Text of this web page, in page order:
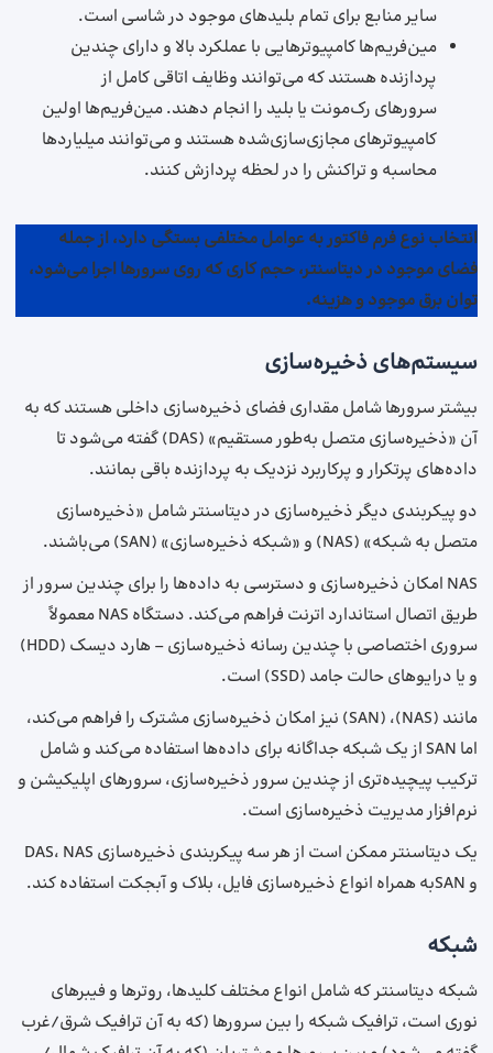
سایر منابع برای تمام بلیدهای موجود در شاسی است.
مین‌فریم‌ها کامپیوترهایی با عملکرد بالا و دارای چندین
پردازنده هستند که می‌توانند وظایف اتاقی کامل از
سرورهای رک‌مونت یا بلید را انجام دهند. مین‌فریم‌ها اولین
کامپیوترهای مجازی‌سازی‌شده هستند و می‌توانند میلیاردها
محاسبه و تراکنش را در لحظه پردازش کنند.
انتخاب نوع فرم فاکتور به عوامل مختلفی بستگی دارد، از جمله
فضای موجود در دیتاسنتر، حجم کاری که روی سرورها اجرا می‌شود،
توان برق موجود و هزینه.
سیستم‌های ذخیره‌سازی
بیشتر سرورها شامل مقداری فضای ذخیره‌سازی داخلی هستند که به
آن «ذخیره‌سازی متصل به‌طور مستقیم» (DAS) گفته می‌شود تا
داده‌های پرتکرار و پرکاربرد نزدیک به پردازنده باقی بمانند.
دو پیکربندی دیگر ذخیره‌سازی در دیتاسنتر شامل «ذخیره‌سازی
متصل به شبکه» (NAS) و «شبکه ذخیره‌سازی» (SAN) می‌باشند.
NAS امکان ذخیره‌سازی و دسترسی به داده‌ها را برای چندین سرور از
طریق اتصال استاندارد اترنت فراهم می‌کند. دستگاه NAS معمولاً
سروری اختصاصی با چندین رسانه ذخیره‌سازی – هارد دیسک (HDD)
و یا درایوهای حالت جامد (SSD) است.
مانند (NAS)، (SAN) نیز امکان ذخیره‌سازی مشترک را فراهم می‌کند،
اما SAN از یک شبکه جداگانه برای داده‌ها استفاده می‌کند و شامل
ترکیب پیچیده‌تری از چندین سرور ذخیره‌سازی، سرورهای اپلیکیشن و
نرم‌افزار مدیریت ذخیره‌سازی است.
یک دیتاسنتر ممکن است از هر سه پیکربندی ذخیره‌سازی DAS، NAS
و SANبه همراه انواع ذخیره‌سازی فایل، بلاک و آبجکت استفاده کند.
شبکه‌‌
شبکه دیتاسنتر که شامل انواع مختلف کلیدها، روترها و فیبرهای
نوری است، ترافیک شبکه را بین سرورها (که به آن ترافیک شرق/غرب